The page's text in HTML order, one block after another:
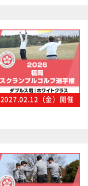
2027.02.12（金）開催